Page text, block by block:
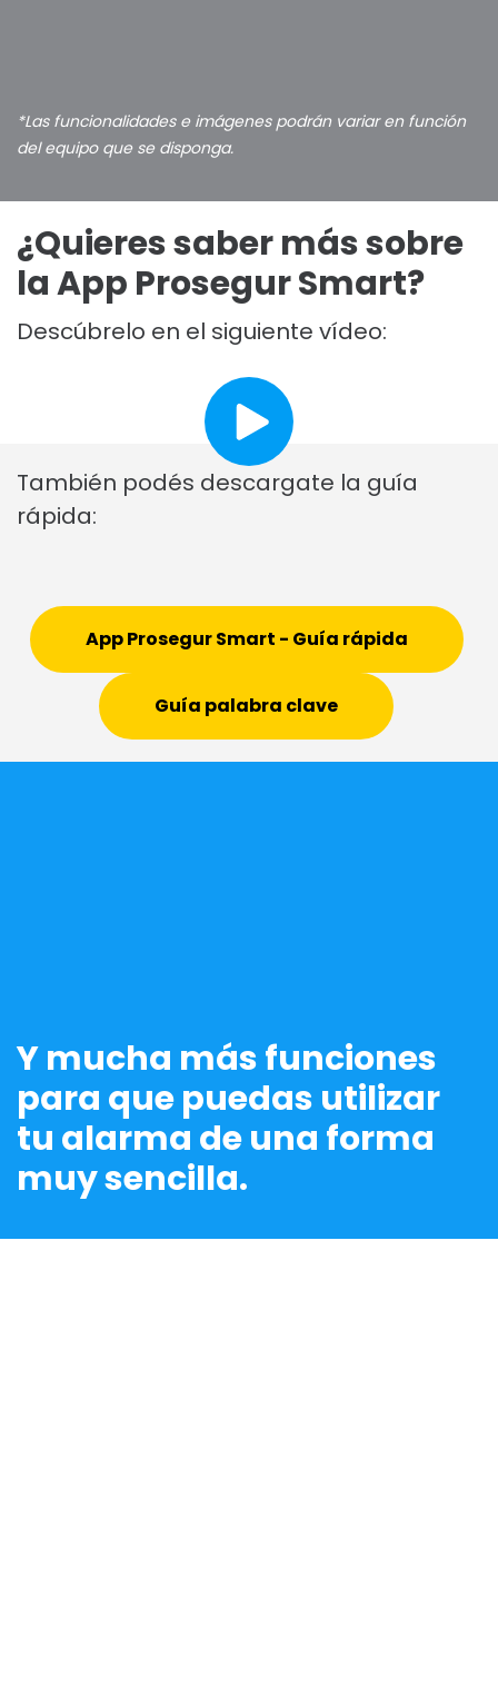
*Las funcionalidades e imágenes podrán variar en función
del equipo que se disponga.
¿Quieres saber más sobre
la App Prosegur Smart?
Descúbrelo en el siguiente vídeo:
También podés descargate la guía
rápida:
App Prosegur Smart - Guía rápida
Guía palabra clave
Y mucha más funciones
para que puedas utilizar
tu alarma de una forma
muy sencilla.